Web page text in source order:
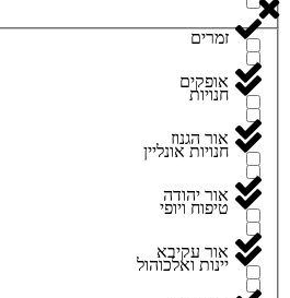
זמרים
חנויות
חנויות אונליין
טיפוח ויופי
יינות ואלכוהול
אופקים
אור הגנוז
אור יהודה
אור עקיבא